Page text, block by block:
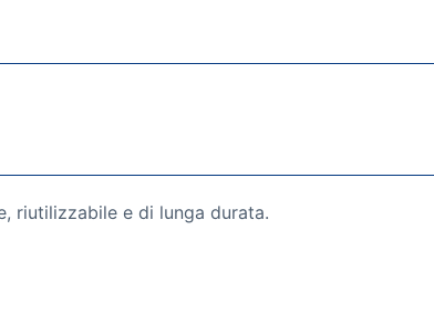
riutilizzabile e di lunga durata.